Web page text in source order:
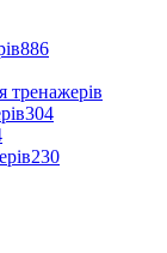
886
тренажерів
304
230